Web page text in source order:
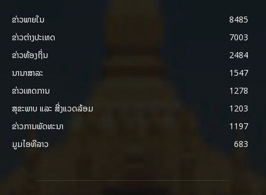
ຂ່າວພາຍ​ໃນ
8485
ຂ່າວຕ່າງປະເທດ
7003
ຂ່າວທ້ອງຖິ່ນ
2484
ນານາສາລະ
1547
ຂ່າວເຫດການ
1278
ສຸຂະພາບ ແລະ ສີ່ງແວດລ້ອມ
1203
ຂ່າວການພັດທະນາ
1197
ມູມໄອທີລາວ
683